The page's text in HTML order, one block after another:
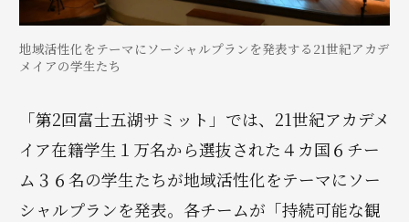
地域活性化をテーマにソーシャルプランを発表する21世紀アカデ
メイアの学生たち
「第2回富士五湖サミット」では、21世紀アカデメ
イア在籍学生１万名から選抜された４カ国６チー
ム３６名の学生たちが地域活性化をテーマにソー
シャルプランを発表。各チームが「持続可能な観